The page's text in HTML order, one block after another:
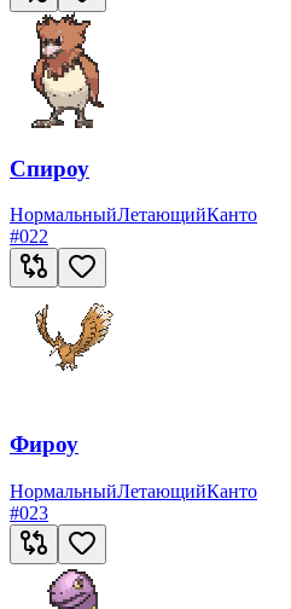
Спироу
НормальныйЛетающийКанто
#022
Фироу
НормальныйЛетающийКанто
#023